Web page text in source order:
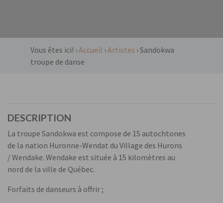
Vous êtes ici! ›Accueil ›Artistes ›Sandokwa
troupe de danse
DESCRIPTION
La troupe Sandokwa est compose de 15 autochtones
de la nation Huronne-Wendat du Village des Hurons
/ Wendake. Wendake est située à 15 kilomètres au
nord de la ville de Québec.
Forfaits de danseurs à offrir ;